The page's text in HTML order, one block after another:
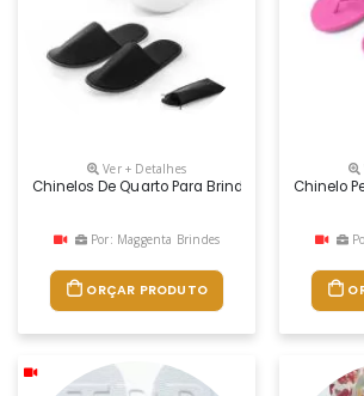
Ver + Detalhes
Chinelos De Quarto Para Brindes
Por: Maggenta Brindes
ORÇAR PRODUTO
Chinelo